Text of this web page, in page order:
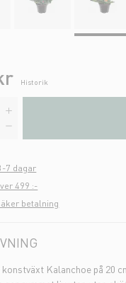
Historik
7 dagar
499 :-
betalning
Kalanchoe på 20